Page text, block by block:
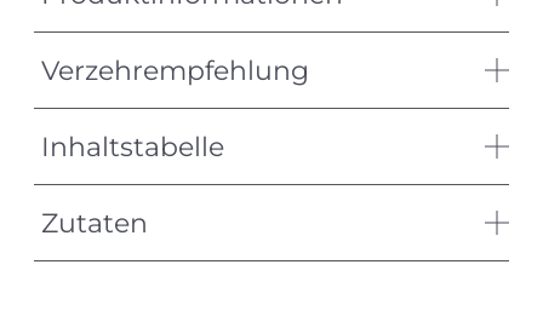
Verzehrempfehlung
Inhaltstabelle
Zutaten